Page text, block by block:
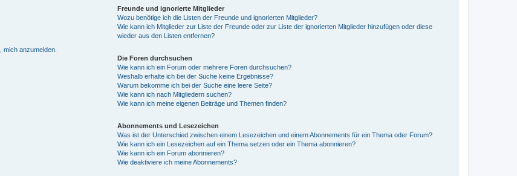
anzumelden.
Freunde und ignorierte Mitglieder
Wozu benötige ich die Listen der Freunde und ignorierten Mitglieder?
Wie kann ich Mitglieder zur Liste der Freunde oder zur Liste der ignorierten Mitglieder hinzufügen oder diese
wieder aus den Listen entfernen?
Die Foren durchsuchen
Wie kann ich ein Forum oder mehrere Foren durchsuchen?
Weshalb erhalte ich bei der Suche keine Ergebnisse?
Warum bekomme ich bei der Suche eine leere Seite?
Wie kann ich nach Mitgliedern suchen?
Wie kann ich meine eigenen Beiträge und Themen finden?
Abonnements und Lesezeichen
Was ist der Unterschied zwischen einem Lesezeichen und einem Abonnements für ein Thema oder Forum?
Wie kann ich ein Lesezeichen auf ein Thema setzen oder ein Thema abonnieren?
Wie kann ich ein Forum abonnieren?
Wie deaktiviere ich meine Abonnements?